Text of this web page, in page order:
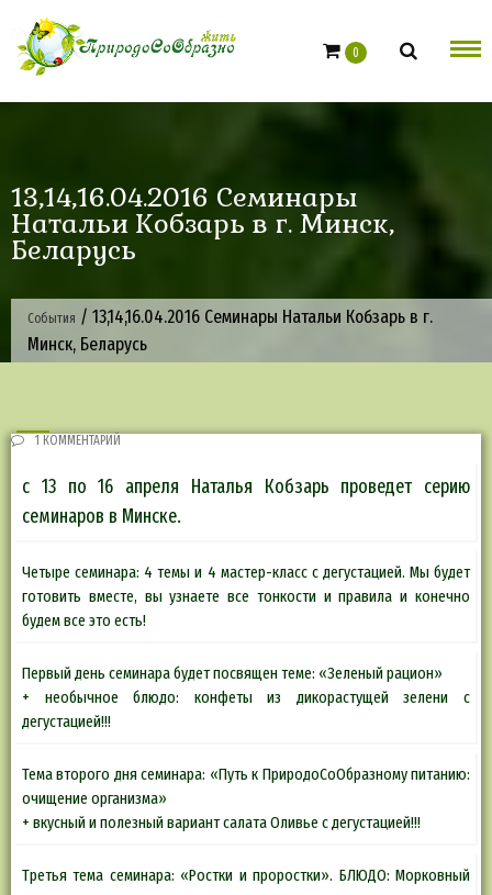
content
0
13,14,16.04.2016 Семинары
Натальи Кобзарь в г. Минск,
Беларусь
События / 13,14,16.04.2016 Семинары Натальи Кобзарь в г.
Минск, Беларусь
1 КОММЕНТАРИЙ
с 13 по 16 апреля Наталья Кобзарь проведет серию
семинаров в Минске.
Четыре семинара: 4 темы и 4 мастер-класс с дегустацией. Мы будет
готовить вместе, вы узнаете все тонкости и правила и конечно
будем все это есть!
Первый день семинара будет посвящен теме: «Зеленый рацион»
+ необычное блюдо: конфеты из дикорастущей зелени с
дегустацией!!!
Тема второго дня семинара: «Путь к ПриродоСоОбразному питанию:
очищение организма»
+ вкусный и полезный вариант салата Оливье с дегустацией!!!
Третья тема семинара: «Ростки и проростки». БЛЮДО: Морковный